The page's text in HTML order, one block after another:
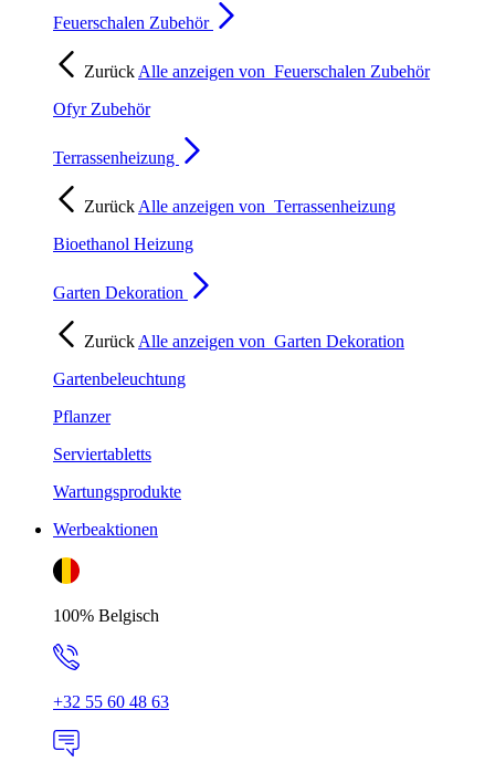
Feuerschalen Zubehör
Zurück Alle anzeigen von Feuerschalen Zubehör
Ofyr Zubehör
Terrassenheizung
Zurück Alle anzeigen von Terrassenheizung
Bioethanol Heizung
Garten Dekoration
Zurück Alle anzeigen von Garten Dekoration
Gartenbeleuchtung
Pflanzer
Serviertabletts
Wartungsprodukte
Werbeaktionen
100% Belgisch
+32 55 60 48 63